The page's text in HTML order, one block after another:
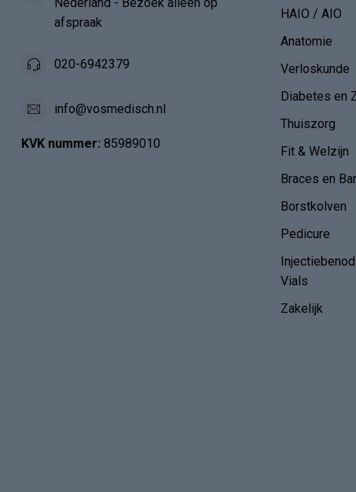
afspraak
020-6942379
info@vosmedisch.nl
KVK nummer: 85989010
HAIO / AIO
Anatomie
Verloskunde
Diabetes en
Thuiszorg
Fit & Welzijn
Braces en
Borstkolven
Pedicure
Vials
Zakelijk